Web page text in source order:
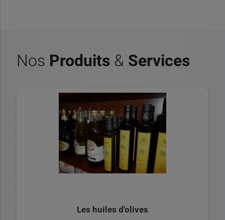
Nos Produits& Services
Les huiles d'olives